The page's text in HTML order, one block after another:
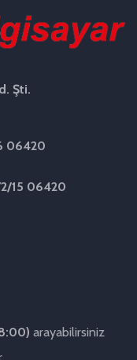
Şti.
06420
15 06420
arayabilirsiniz